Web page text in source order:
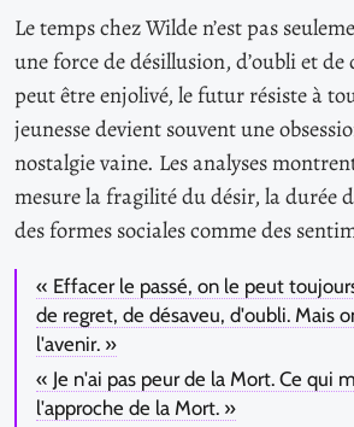
Le temps chez Wilde n’est pas
une force de désillusion, d’oubli et de
peut être enjolivé, le futur résiste à
jeunesse devient souvent une
nostalgie vaine. Les analyses
mesure la fragilité du désir, la durée
des formes sociales comme des
« Effacer le passé, on le peut
de regret, de désaveu, d'oubli. Mais
l'avenir. »
« Je n'ai pas peur de la Mort. Ce qui
l'approche de la Mort. »